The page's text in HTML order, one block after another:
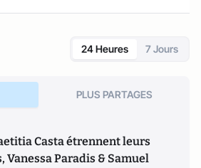
24 Heures 7 Jours
PLUS PARTAGES
Casta étrennent leurs
Vanessa Paradis & Samuel